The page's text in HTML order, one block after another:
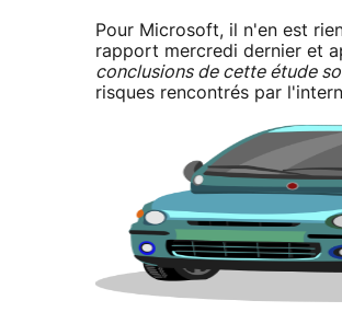
Pour Microsoft, il n'en est
rapport mercredi dernier et
conclusions de cette étude
risques rencontrés par